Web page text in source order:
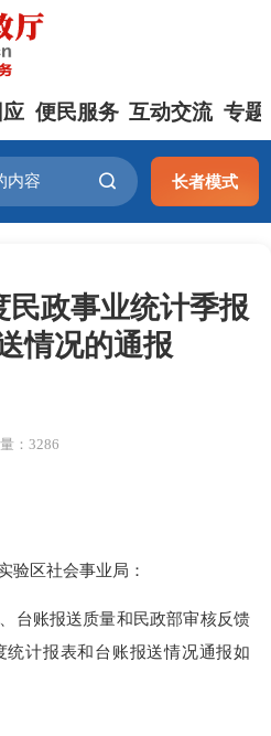
便民服务 互动交流 专题
长者模式
民政事业统计季报
情况的通报
：3286
验区社会事业局：
台账报送质量和民政部审核反馈
统计报表和台账报送情况通报如